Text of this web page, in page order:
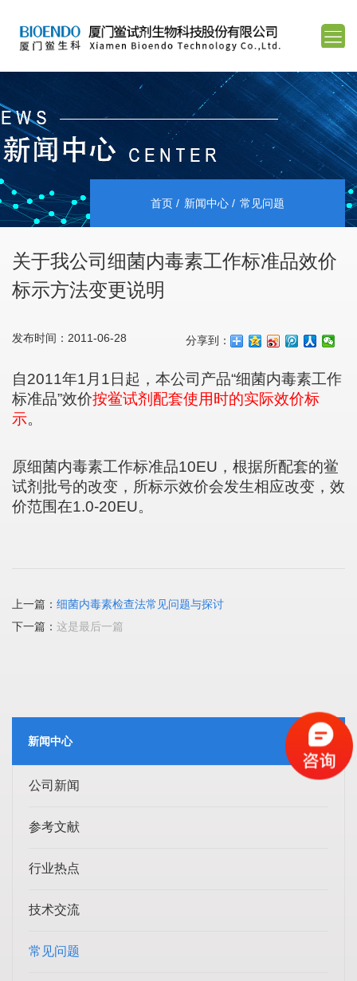
首页 新闻中心 常见问题
关于我公司细菌内毒素工作标准品效价
标示方法变更说明
发布时间：2011-06-28 分享到：
自2011年1 月 1 日起，本公司产品“细菌内毒素工作
标准品”效价按鲎试剂配套使用时的实际效价标
示。
原细菌内毒素工作标准品10EU ，根据所配套的鲎
试剂批号的改变，所标示效价会发生相应改变，效
价范围在1.0-20EU。
上一篇： 细菌内毒素检查法常见问题与探讨
下一篇： 这是最后一篇
新闻中心
公司新闻
参考文献
行业热点
技术交流
常见问题